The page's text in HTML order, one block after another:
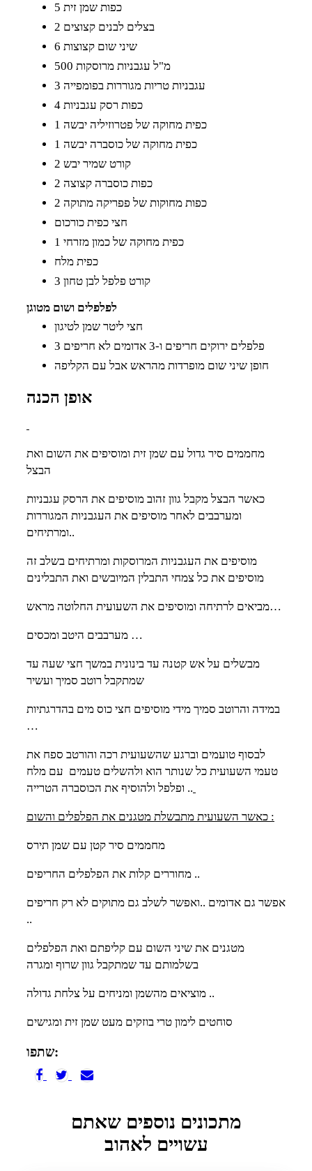
5 כפות שמן זית
2 בצלים לבנים קצוצים
6 שיני שום קצוצות
500 מ"ל עגבניות מרוסקות
3 עגבניות טריות מגוררות בפומפייה
4 כפות רסק עגבניות
1 כפית מחוקה של פטרוזיליה יבשה
1 כפית מחוקה של כוסברה יבשה
2 קורט שמיר יבש
2 כפות כוסברה קצוצה
2 כפות מחוקות של פפריקה מתוקה
חצי כפית כורכום
1 כפית מחוקה של כמון מזרחי
כפית מלח
3 קורט פלפל לבן טחון
לפלפלים ושום מטוגן
חצי ליטר שמן לטיגון
3 פלפלים ירוקים חריפים ו-3 אדומים לא חריפים
חופן שיני שום מופרדות מהראש אבל עם הקליפה
אופן הכנה
מחממים סיר גדול עם שמן זית ומוסיפים את השום ואת
הבצל
כאשר הבצל מקבל גוון זהוב מוסיפים את הרסק עגבניות
ומערבבים לאחר מוסיפים את העגבניות המגוררות
ומרתיחים..
מוסיפים את העגבניות המרוסקות ומרתיחים בשלב זה
מוסיפים את כל צמחי התבלין המיובשים ואת התבלינים
מביאים לרתיחה ומוסיפים את השעועית החלוטה מראש…
מערבבים היטב ומכסים …
מבשלים על אש קטנה עד בינונית במשך חצי שעה עד
שמתקבל רוטב סמיך ועשיר
במידה והרוטב סמיך מידי מוסיפים חצי כוס מים בהדרגתיות
…
לבסוף טועמים וברגע שהשעועית רכה והורטב ספח את
טעמי השעועית כל שנותר הוא ולהשלים טעמים עם מלח
ופלפל ולהוסיף את הכוסברה הטרייה ..
כאשר השעועית מתבשלת מטגנים את הפלפלים והשום :
מחממים סיר קטן עם שמן תירס
מחוררים קלות את הפלפלים החריפים ..
אפשר גם אדומים ..ואפשר לשלב גם מתוקים לא רק חריפים
..
מטגנים את שיני השום עם קליפתם ואת הפלפלים
בשלמותם עד שמתקבל גוון שרוף ומגרה
מוציאים מהשמן ומניחים על צלחת גדולה ..
סוחטים לימון טרי בוזקים מעט שמן זית ומגישים
שתפו:
מתכונים נוספים שאתם
עשויים לאהוב